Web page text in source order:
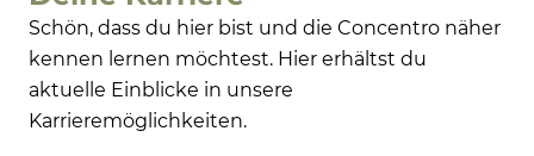
Schön, dass du hier bist und die Concentro näher
kennen lernen möchtest. Hier erhältst du
aktuelle Einblicke in unsere
Karrieremöglichkeiten.